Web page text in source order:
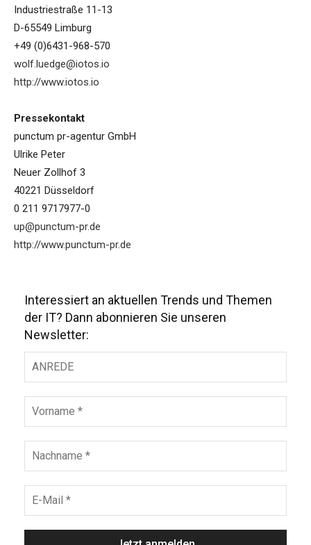
Industriestraße 11-13
D-65549 Limburg
+49 (0)6431-968-570
wolf.luedge@iotos.io
http://www.iotos.io
Pressekontakt
punctum pr-agentur GmbH
Ulrike Peter
Neuer Zollhof 3
40221 Düsseldorf
0 211 9717977-0
up@punctum-pr.de
http://www.punctum-pr.de
Interessiert an aktuellen Trends und Themen
der IT? Dann abonnieren Sie unseren
Newsletter: